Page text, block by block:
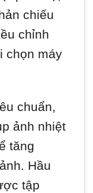
chiếu
chỉnh
chọn máy
chuẩn,
ảnh nhiệt
tăng
Hầu
tập